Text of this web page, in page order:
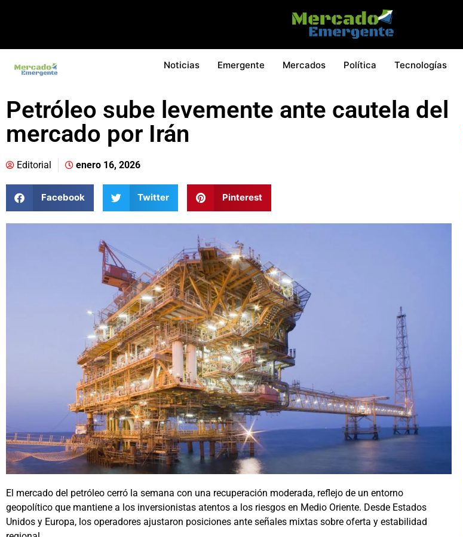
Noticias Emergente Mercados Política Tecnologías
Petróleo sube levemente ante cautela del
mercado por Irán
Editorial enero 16, 2026
Facebook Twitter Pinterest
El mercado del petróleo cerró la semana con una recuperación moderada, reflejo de un entorno
geopolítico que mantiene a los inversionistas atentos a los riesgos en Medio Oriente. Desde Estados
Unidos y Europa, los operadores ajustaron posiciones ante señales mixtas sobre oferta y estabilidad